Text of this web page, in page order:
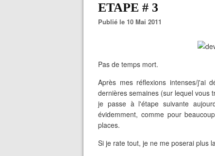
ETAPE # 3
Publié le 10 Mai 2011
Pas de temps mort.
Après mes réflexions intenses/j'ai
dernières semaines (sur lequel vous
je passe à l'étape suivante
évidemment, comme pour
places.
Si je rate tout, je ne me poserai plus